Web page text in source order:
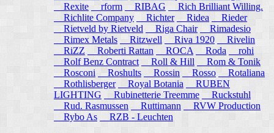
Rexite
rform RIBAG
Rich Brilliant Willing.
Richlite Company
Richter Ridea
Rieder
Rietveld by Rietveld
Riga Chair
Rimadesio
Rimex Metals
Ritzwell Riva 1920
Rivelin
RiZZ
Roberti Rattan ROCA Roda
rohi
Rolf Benz Contract
Roll & Hill
Rom & Tonik
Rosconi Roshults Rossin Rosso
Rotaliana
Rothlisberger
Royal Botania
RUBEN
LIGHTING
Rubinetterie Treemme
Ruckstuhl
Rud. Rasmussen
Ruttimann
RVW Production
Rybo As
RZB - Leuchten